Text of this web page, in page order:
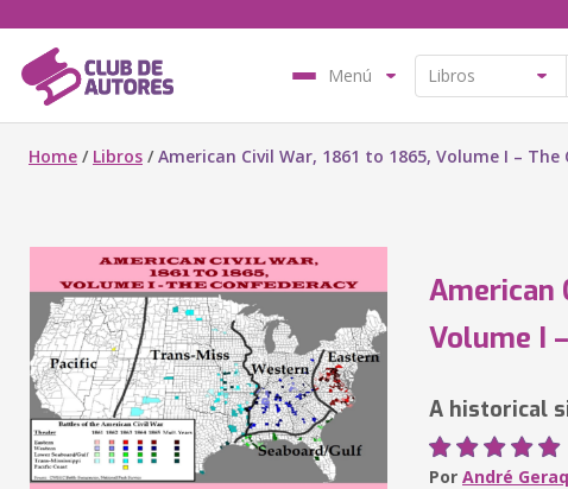
Menú
Home / Libros /American Civil War, 1861 to 1865, Volume I – The
American
Volume I
A historical
Por André